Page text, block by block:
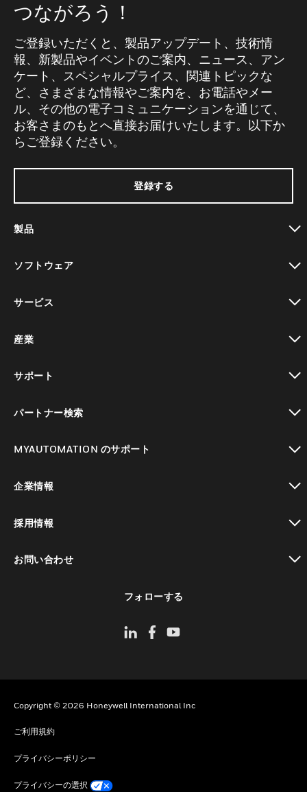
つながろう！
ご登録いただくと、製品アップデート、技術情
報、新製品やイベントのご案内、ニュース、アン
ケート、スペシャルプライス、関連トピックな
ど、さまざまな情報やご案内を、お電話やメー
ル、その他の電子コミュニケーションを通じて、
お客さまのもとへ直接お届けいたします。以下か
らご登録ください。
登録する
製品
ソフトウェア
サービス
産業
サポート
パートナー検索
MYAUTOMATION のサポート
企業情報
採用情報
お問い合わせ
フォローする
Copyright © 2026 Honeywell International Inc
ご利用規約
プライバシーポリシー
プライバシーの選択